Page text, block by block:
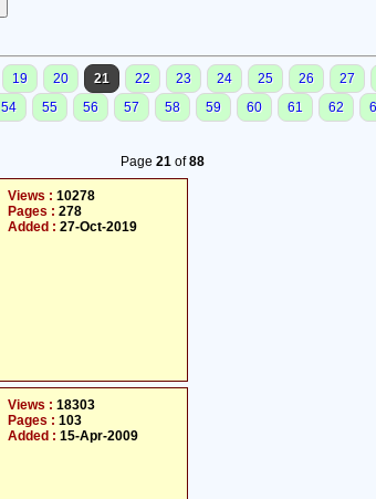
19 20 21 22 23 24 25 26 27
54 55 56 57 58 59 60 61 62
Page 21of88
Views : 10278
Pages : 278
Added : 27-Oct-2019
Views : 18303
Pages : 103
Added : 15-Apr-2009